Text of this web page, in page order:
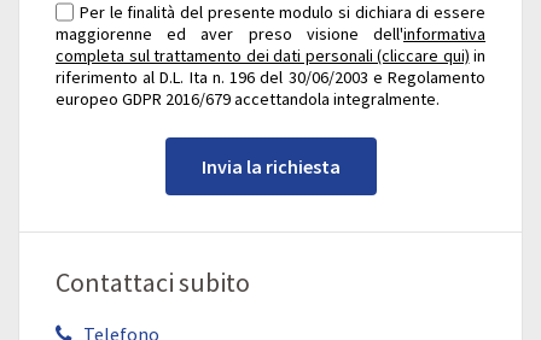
Per le finalità del presente modulo si dichiara di essere
maggiorenne ed aver preso visione dell'informativa
completa sul trattamento dei dati personali (cliccare qui) in
riferimento al D.L. Ita n. 196 del 30/06/2003 e Regolamento
europeo GDPR 2016/679 accettandola integralmente.
Invia la richiesta
Contattaci subito
Telefono